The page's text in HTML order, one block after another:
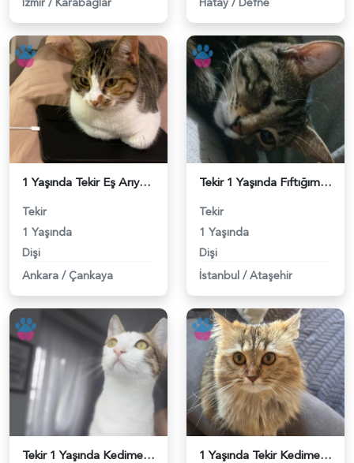
1 Yaşında Tekir Eş Arıyor - 118983952
Tekir
1 Yaşında
Dişi
Ankara / Çankaya
Tekir 1 Yaşında Fıftığımız için partner arıyorum - 118983916
Tekir
1 Yaşında
Dişi
İstanbul / Ataşehir
Tekir 1 Yaşında Kedime Eş Arıyorum - 118983862 1 Yaşında Tekir Kedime Eş Arıyorum - 118983847